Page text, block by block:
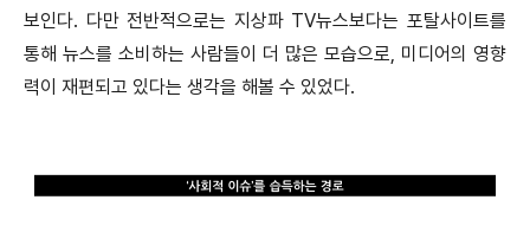
보인다. 다만 전반적으로는 지상파 TV뉴스보다는 포탈사이트를
통해 뉴스를 소비하는 사람들이 더 많은 모습으로, 미디어의 영향
력이 재편되고 있다는 생각을 해볼 수 있었다.